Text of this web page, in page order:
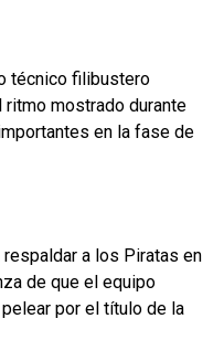
técnico filibustero
ritmo mostrado durante
en la fase de
a los Piratas en
de que el equipo
por el título de la